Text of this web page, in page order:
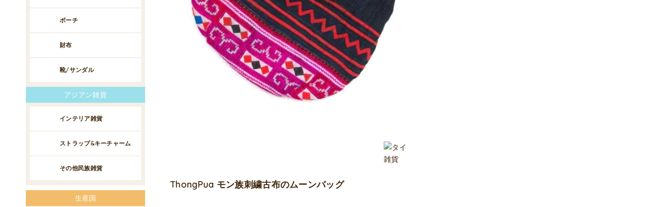
ThongPua モン族刺繍古布のムーンバッグ
ポーチ
財布
靴/サンダル
アジアン雑貨
インテリア雑貨
ストラップ&キーチャーム
その他民族雑貨
生産国